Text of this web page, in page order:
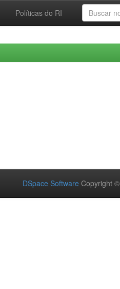
Políticas do RI
DSpace Software Copyright